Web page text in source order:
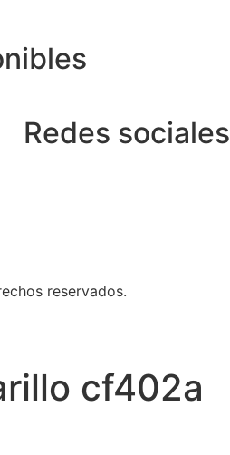
Redes sociales
reservados.
cf402a